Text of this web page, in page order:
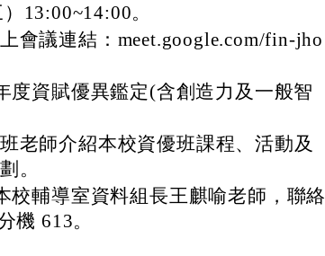
13:00~14:00。
會議連結：meet.google.com/fin-jho
度資賦優異鑑定(含創造力及一般智
老師介紹本校資優班課程、活動及
。
校輔導室資料組長王麒喻老師，聯絡
機 613。